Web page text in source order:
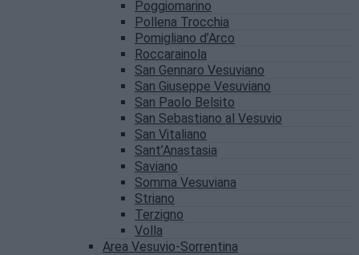
Poggiomarino
Pollena Trocchia
Pomigliano d’Arco
Roccarainola
San Gennaro Vesuviano
San Giuseppe Vesuviano
San Paolo Belsito
San Sebastiano al Vesuvio
San Vitaliano
Sant’Anastasia
Saviano
Somma Vesuviana
Striano
Terzigno
Volla
Area Vesuvio-Sorrentina